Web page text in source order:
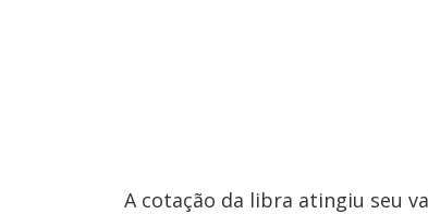
A cotação da libra atingiu seu